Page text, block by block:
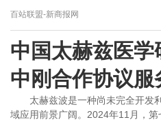
百站联盟-新商报网
中国太赫兹医
中刚合作协议服
太赫兹波是一种尚未完全开发
域应用前景广阔。2024年11月，